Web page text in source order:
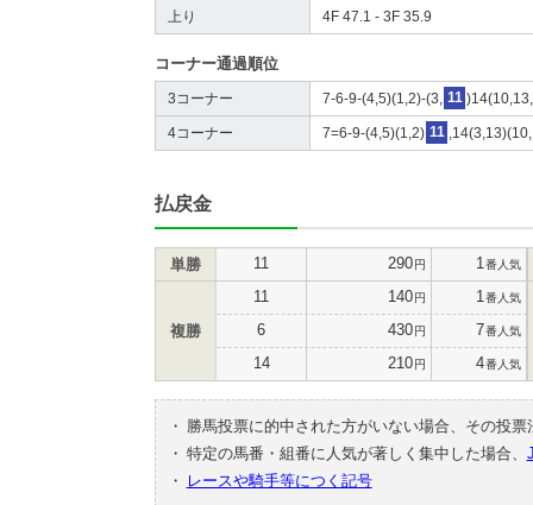
上り 4F 47.1 - 3F 35.9
コーナー通過順位
3コーナー 7-6-9-(4,5)(1,2)-(3, 11
4コーナー 7=6-9-(4,5)(1,2) 11
払戻金
単勝 11 290円 1 番人気
複勝
11 140円 1 番人気
6 430円 7番人気
14 210円 4番人気
・
勝馬投票に的中された方がいない場合、その投
・ 特定の馬番・組番に人気が著しく集中した場合、
・
レースや騎手等につく記号